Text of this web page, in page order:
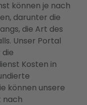
können je nach
darunter die
die Art des
Unser Portal
Kosten in
können unsere
nach